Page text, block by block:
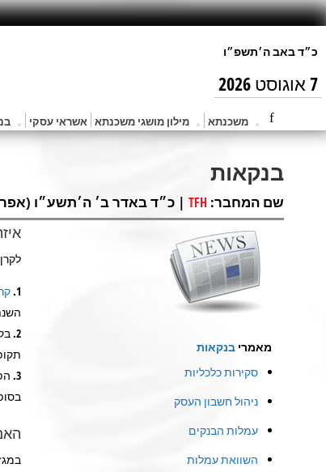
7 אוגוסט 2026
משכנתא מילון מושגי משכנתא אשראי עסקי
בנקאות
שם המחבר: TFH | כ״ד באדר ב׳ ה׳תשע״ו (אפר 3, 2016) |
מאמרי בנקאות
סקירות כלכליות
ניהול חשבון העסק
עמלות הבנקים
השוואת עמלות